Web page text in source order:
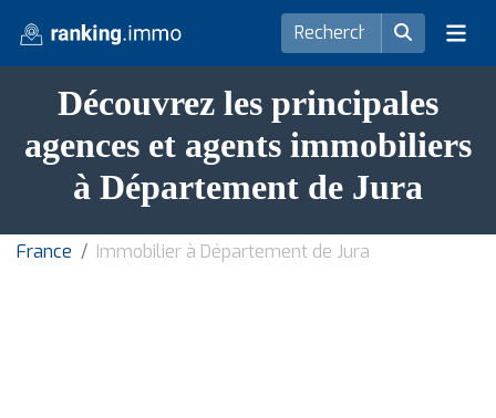
Découvrez les principales
agences et agents immobiliers
à Département de Jura
France Immobilier à Département de Jura